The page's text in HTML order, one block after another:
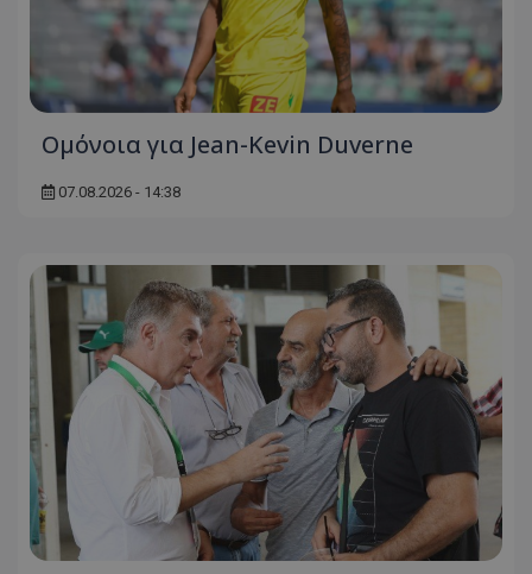
Ομόνοια για Jean-Kevin Duverne
07.08.2026 - 14:38